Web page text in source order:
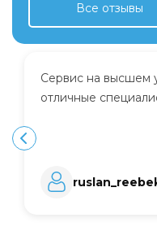
Все отзывы
Сервис на высшем
отличные